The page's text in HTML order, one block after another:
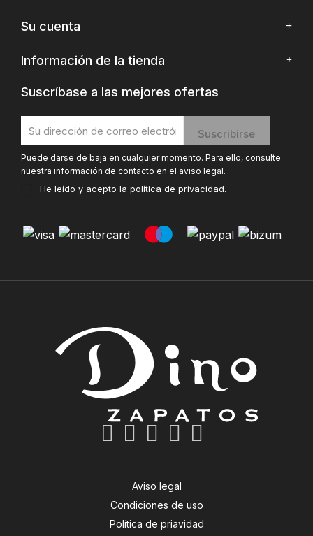
Su cuenta
Información de la tienda
Suscríbase a las mejores ofertas
Puede darse de baja en cualquier momento. Para ello, consulte
nuestra información de contacto en el aviso legal.
He leído y acepto la política de privacidad.
Aviso legal
Condiciones de uso
Política de priavidad